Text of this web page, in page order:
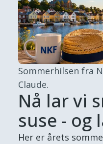
Sommerhilsen fra
Claude.
Nå lar vi
suse - og
Her er årets